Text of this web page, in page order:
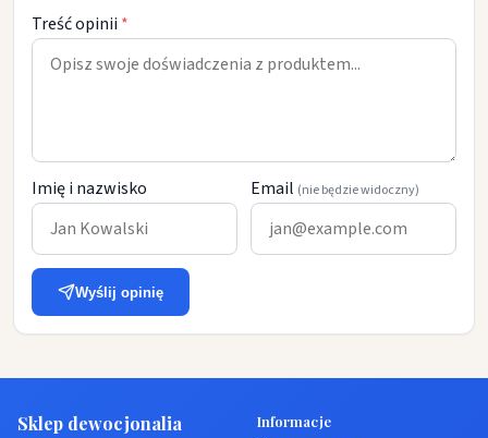
Treść opinii *
Imię i nazwisko Email (nie będzie widoczny)
Wyślij opinię
Sklep dewocjonalia Informacje